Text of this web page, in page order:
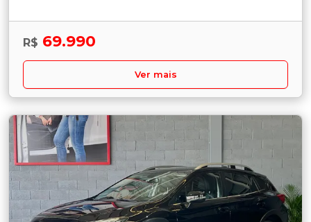
R$ 69.990
Ver mais